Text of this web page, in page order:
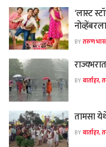
‘लास्ट
BYतरुण
BYवार्ताहर,
तामसा
BYवार्ताहर,